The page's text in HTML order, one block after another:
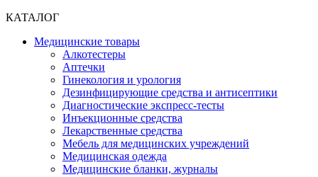
КАТАЛОГ
Медицинские товары
Алкотестеры
Аптечки
Гинекология и урология
Дезинфицирующие средства и антисептики
Диагностические экспресс-тесты
Инъекционные средства
Лекарственные средства
Мебель для медицинских учреждений
Медицинская одежда
Медицинские бланки, журналы